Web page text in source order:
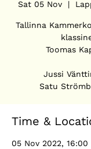
Sat 05 Nov
  |
Tallinna
Toomas
Jussi
Time &
05 Nov 2022, 16:00